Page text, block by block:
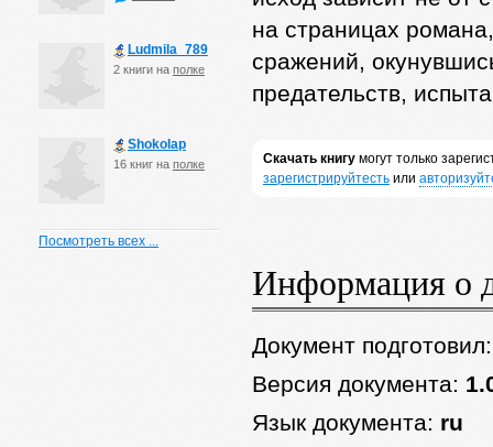
Ludmila_789
2 книги на полке
Shokolap
16 книг на полке
Посмотреть всех ...
на страницах
сражений,
предательств,
Скачать книгумогут только
зарегистрируйтестьили
Информация о
Документ
Версия документа:
Язык документа: ru